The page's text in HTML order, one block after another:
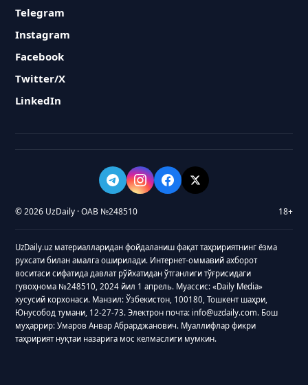
Telegram
Instagram
Facebook
Twitter/X
LinkedIn
© 2026 UzDaily · ОАВ №248510 18+
UzDaily.uz материалларидан фойдаланиш фақат таҳририятнинг ёзма
рухсати билан амалга оширилади. Интернет-оммавий ахборот
воситаси сифатида давлат рўйхатидан ўтганлиги тўғрисидаги
гувоҳнома №248510, 2024 йил 1 апрель. Муассис: «Daily Media»
хусусий корхонаси. Манзил: Ўзбекистон, 100180, Тошкент шаҳри,
Юнусобод тумани, 12-27-73. Электрон почта: info@uzdaily.com. Бош
муҳаррир: Умаров Анвар Абрарджанович. Муаллифлар фикри
таҳририят нуқтаи назарига мос келмаслиги мумкин.